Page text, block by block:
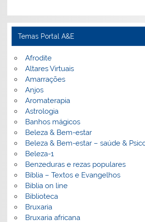
Temas Portal A&E
Afrodite
Altares Virtuais
Amarrações
Anjos
Aromaterapia
Astrologia
Banhos mágicos
Beleza & Bem-estar
Beleza & Bem-estar – saúde &
Beleza-1
Benzeduras e rezas populares
Bíblia – Textos e Evangelhos
Biblia on line
Biblioteca
Bruxaria
Bruxaria africana